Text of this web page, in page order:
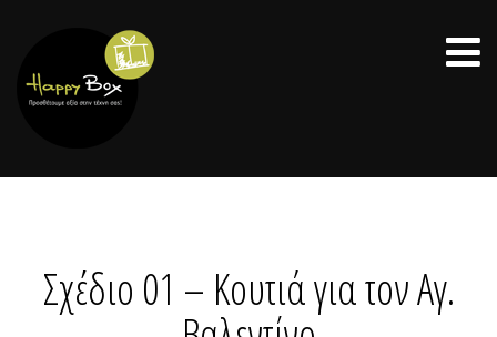
Σχέδιο 01 – Κουτιά για τον Αγ.